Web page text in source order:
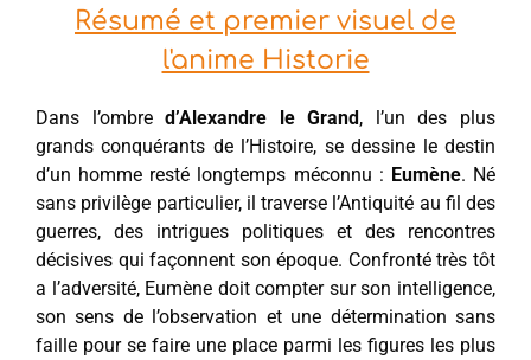
Résumé et premier visuel de
l'anime Historie
Dans l’ombred’Alexandre le Grand, l’un des plus
grands conquérants de l’Histoire, se dessine le destin
d’un homme resté longtemps méconnu : Eumène. Né
sans privilège particulier, il traverse l’Antiquité au fil des
guerres, des intrigues politiques et des rencontres
décisives qui façonnent son époque. Confronté très tôt
a l’adversité, Eumène doit compter sur son intelligence,
son sens de l’observation et une détermination sans
faille pour se faire une place parmi les figures les plus